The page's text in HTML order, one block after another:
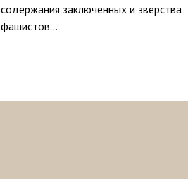
содержания заключенных и зверства
фашистов…